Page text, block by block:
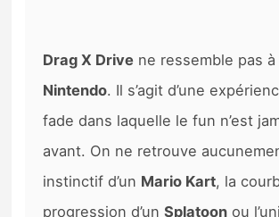
Drag X Drive ne ressemble pas
Nintendo. Il s’agit d’une
fade dans laquelle le fun n’est
avant. On ne retrouve
instinctif d’un Mario Kart, la
progression d’unSplatoon ou